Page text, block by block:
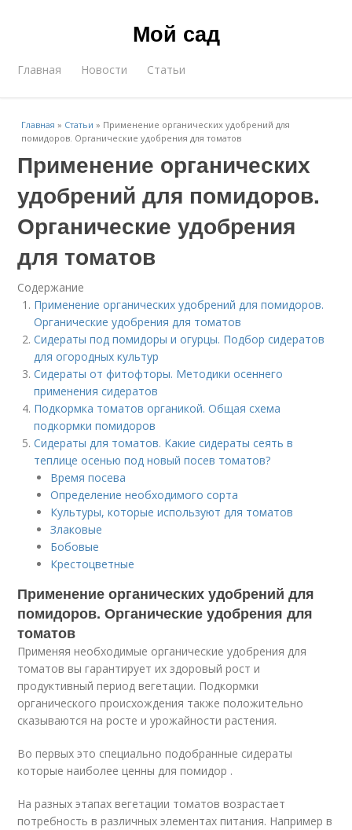
Мой сад
Главная Новости Статьи
Главная » Статьи » Применение органических удобрений для
помидоров. Органические удобрения для томатов
Применение органических
удобрений для помидоров.
Органические удобрения
для томатов
Содержание
Применение органических удобрений для помидоров.
Органические удобрения для томатов
Сидераты под помидоры и огурцы. Подбор сидератов
для огородных культур
Сидераты от фитофторы. Методики осеннего
применения сидератов
Подкормка томатов органикой. Общая схема
подкормки помидоров
Сидераты для томатов. Какие сидераты сеять в
теплице осенью под новый посев томатов?
Время посева
Определение необходимого сорта
Культуры, которые используют для томатов
Злаковые
Бобовые
Крестоцветные
Применение органических удобрений для
помидоров. Органические удобрения для
томатов
Применяя необходимые органические удобрения для
томатов вы гарантирует их здоровый рост и
продуктивный период вегетации. Подкормки
органического происхождения также положительно
сказываются на росте и урожайности растения.
Во первых это специально подобранные сидераты
которые наиболее ценны для помидор .
На разных этапах вегетации томатов возрастает
потребность в различных элементах питания. Например в